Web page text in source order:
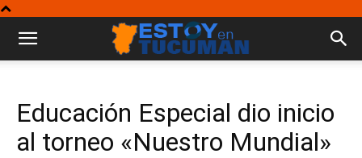
Educación Especial dio inicio
al torneo «Nuestro Mundial»